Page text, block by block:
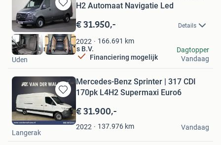
Bewaren
in
Mijn
Favorieten
H2 Automaat Navigatie Led
€ 31.950,- Details
2022 166.691 km
Financiering mogelijk
Derks Bedrijfswagens B.V.
Uden
Dagtopper
Vandaag
Bewaren
in
Mijn
Favorieten
Mercedes-Benz Sprinter | 317 CDI
170pk L4H2 Supermaxi Euro6
€ 31.900,-
2022 137.976 km
Van der Wal Vans
Langerak
Vandaag